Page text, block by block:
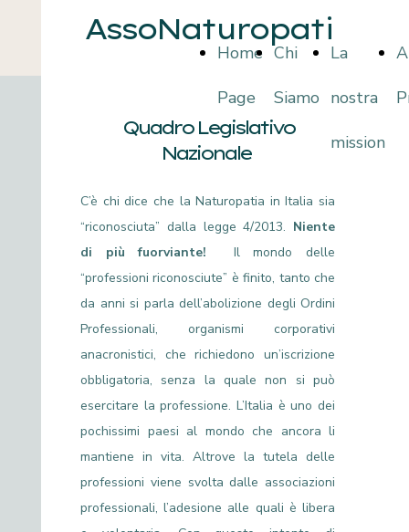
AssoNaturopati
Home
Page
Chi
Siamo
La
nostra
mission
Quadro Legislativo
Nazionale
C’è chi dice che la Naturopatia in Italia sia
“riconosciuta” dalla legge 4/2013. Niente
di più fuorviante!
Il mondo delle
“professioni riconosciute” è finito, tanto che
da anni si parla dell’abolizione degli Ordini
Professionali, organismi corporativi
anacronistici, che richiedono un’iscrizione
obbligatoria, senza la quale non si può
esercitare la professione. L’Italia è uno dei
pochissimi paesi al mondo che ancora li
mantiene in vita. Altrove la tutela delle
professioni viene svolta dalle associazioni
professionali, l’adesione alle quali è libera